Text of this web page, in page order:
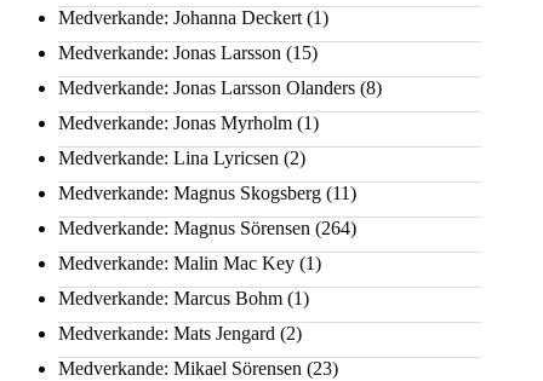
Medverkande: Johanna Deckert (1)
Medverkande: Jonas Larsson (15)
Medverkande: Jonas Larsson Olanders (8)
Medverkande: Jonas Myrholm (1)
Medverkande: Lina Lyricsen (2)
Medverkande: Magnus Skogsberg (11)
Medverkande: Magnus Sörensen (264)
Medverkande: Malin Mac Key (1)
Medverkande: Marcus Bohm (1)
Medverkande: Mats Jengard (2)
Medverkande: Mikael Sörensen (23)